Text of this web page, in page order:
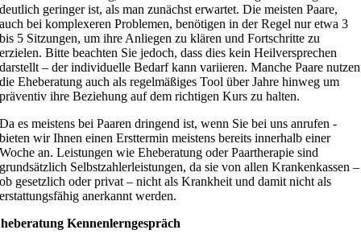
deutlich geringer ist, als man zunächst erwartet. Die meisten Paare,
auch bei komplexeren Problemen, benötigen in der Regel nur etwa 3
bis 5 Sitzungen, um ihre Anliegen zu klären und Fortschritte zu
erzielen. Bitte beachten Sie jedoch, dass dies kein Heilversprechen
darstellt – der individuelle Bedarf kann variieren. Manche Paare nutzen
die Eheberatung auch als regelmäßiges Tool über Jahre hinweg um
präventiv ihre Beziehung auf dem richtigen Kurs zu halten.
Da es meistens bei Paaren dringend ist, wenn Sie bei uns anrufen -
bieten wir Ihnen einen Ersttermin meistens bereits innerhalb einer
Woche an. Leistungen wie Eheberatung oder Paartherapie sind
grundsätzlich Selbstzahlerleistungen, da sie von allen Krankenkassen –
ob gesetzlich oder privat – nicht als Krankheit und damit nicht als
erstattungsfähig anerkannt werden.
Kennenlerngespräch